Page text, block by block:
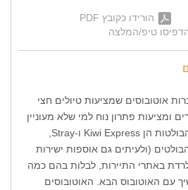
הורידו כקובץ PDF
טיפ/המלצה
אוטובוסים שמציעות טיולים חצי
ומציעות פתרון נוח למי שלא מעוניין
(ולעיתים גם אוספות ישירות
באתרי התיירות, לבלות בהם כמה
עם האוטובוס הבא. האוטובוסים